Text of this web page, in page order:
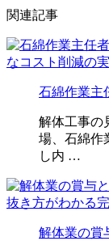
関連記事
石綿作業主
解体工事の
場、石綿作
し内 …
解体業の賞